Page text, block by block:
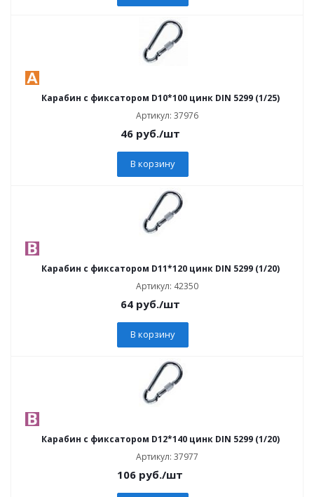
Карабин с фиксатором D10*100 цинк DIN 5299 (1/25)
Артикул: 37976
46руб./шт
В корзину
Карабин с фиксатором D11*120 цинк DIN 5299 (1/20)
Артикул: 42350
64руб./шт
В корзину
Карабин с фиксатором D12*140 цинк DIN 5299 (1/20)
Артикул: 37977
106 руб./шт